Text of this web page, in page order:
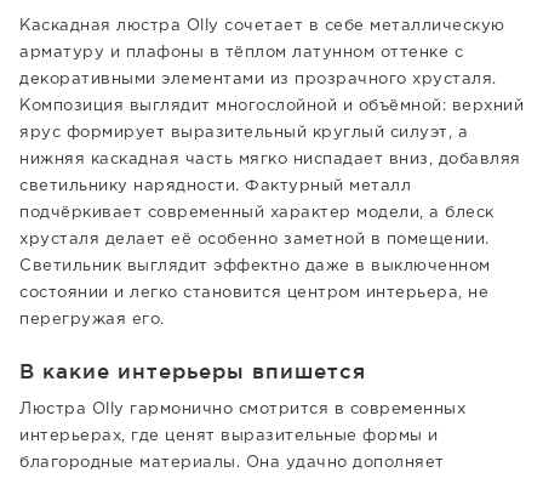
Каскадная люстра Olly сочетает в себе металлическую
арматуру и плафоны в тёплом латунном оттенке с
декоративными элементами из прозрачного хрусталя.
Композиция выглядит многослойной и объёмной: верхний
ярус формирует выразительный круглый силуэт, а
нижняя каскадная часть мягко ниспадает вниз, добавляя
светильнику нарядности. Фактурный металл
подчёркивает современный характер модели, а блеск
хрусталя делает её особенно заметной в помещении.
Светильник выглядит эффектно даже в выключенном
состоянии и легко становится центром интерьера, не
перегружая его.
В какие интерьеры впишется
Люстра Olly гармонично смотрится в современных
интерьерах, где ценят выразительные формы и
благородные материалы. Она удачно дополняет